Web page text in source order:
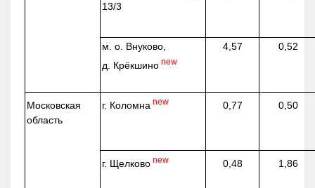
13/3
м. о. Внуково,
д. Крёкшино new
4,57 0,52
Московская
область
г. Коломна new 0,77 0,50
г. Щелково new 0,48 1,86